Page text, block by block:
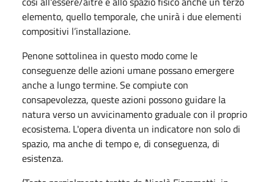
elemento, quello temporale, che unirà i due elementi
compositivi l’installazione.
Penone sottolinea in questo modo come le
conseguenze delle azioni umane possano emergere
anche a lungo termine. Se compiute con
consapevolezza, queste azioni possono guidare la
natura verso un avvicinamento graduale con il proprio
ecosistema. L'opera diventa un indicatore non solo di
spazio, ma anche di tempo e, di conseguenza, di
esistenza.